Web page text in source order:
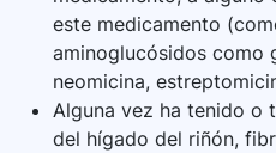
este medicamento
aminoglucósidos como
neomicina,
Alguna vez ha tenido o
del hígado del riñón,